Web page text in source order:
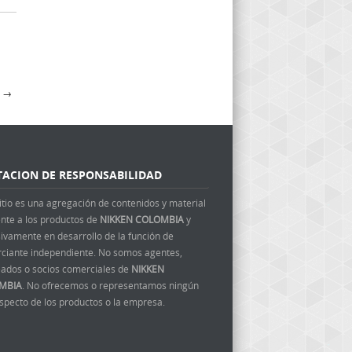
→
DE RESPONSABILIDAD
es una agregación de contenidos y material
a los productos de NIKKEN COLOMBIAy
en desarrollo de la función de
independiente. No somos agentes,
o socios comerciales de NIKKEN
. No ofrecemos o representamos ningún
de los productos o la empresa.